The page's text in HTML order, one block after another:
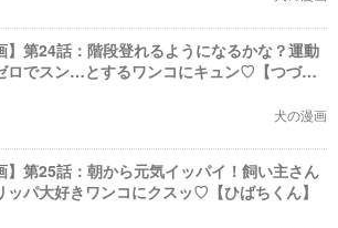
】第24話：階段登れるようになるかな？運動
ロでスン…とするワンコにキュン♡【つづら
犬の漫画
】第25話：朝から元気イッパイ！飼い主さん
ッパ大好きワンコにクスッ♡【ひばちくん】